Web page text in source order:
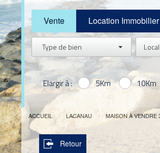
Vente Location
Type de bien
Elargir à : 5Km 10Km
ACCUEIL LACANAU MAISON À VENDRE
Retour